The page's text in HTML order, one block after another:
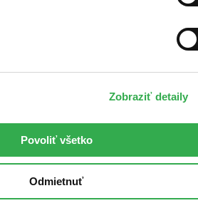
Zobraziť detaily
Povoliť všetko
Odmietnuť
ho už bohužiaľ predávať :-(
odporúčajú